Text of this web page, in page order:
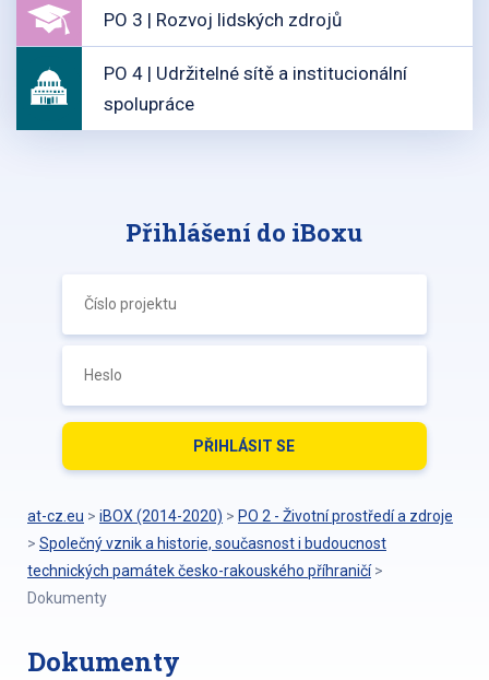
PO 3 | Rozvoj lidských zdrojů
PO 4 | Udržitelné sítě a institucionální
spolupráce
Přihlášení do iBoxu
at-cz.eu > iBOX (2014-2020) > PO 2 - Životní prostředí a zdroje
> Společný vznik a historie, současnost i budoucnost
technických památek česko-rakouského příhraničí >
Dokumenty
Dokumenty